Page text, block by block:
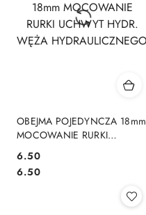
OBEJMA POJEDYNCZA 18mm
MOCOWANIE RURKI
HYDRAULICZNEGO
Cena:
6.50
Cena:
6.50